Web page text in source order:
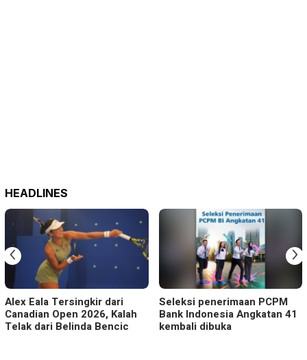
HEADLINES
Alex Eala Tersingkir dari
Canadian Open 2026, Kalah
Telak dari Belinda Bencic
Seleksi penerimaan PCPM
Bank Indonesia Angkatan 41
kembali dibuka
‹ ›